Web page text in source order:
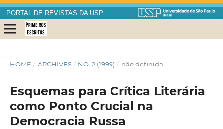
PORTAL DE REVISTAS DA USP
HOME / ARCHIVES / NO. 2 (1999) / não definida
Esquemas para Crítica Literária
como Ponto Crucial na
Democracia Russa